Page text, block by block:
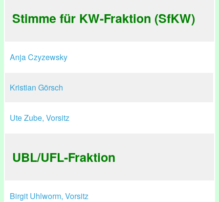
Stimme für KW-Fraktion (SfKW)
Anja Czyzewsky
Kristian Görsch
Ute Zube, Vorsitz
UBL/UFL-Fraktion
Birgit Uhlworm, Vorsitz